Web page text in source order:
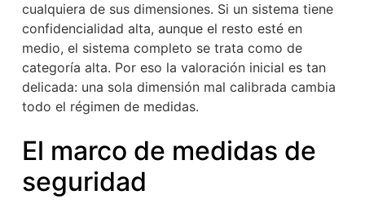
cualquiera de sus dimensiones. Si un sistema tiene
confidencialidad alta, aunque el resto esté en
medio, el sistema completo se trata como de
categoría alta. Por eso la valoración inicial es tan
delicada: una sola dimensión mal calibrada cambia
todo el régimen de medidas.
El marco de medidas de
seguridad